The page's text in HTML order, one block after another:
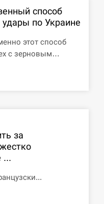
важные объекты…
и “Новая
способ
удары по Украине
этот способ
с зерновым…
за
...